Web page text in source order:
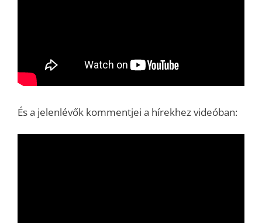
És a jelenlévők kommentjei a hírekhez videóban: